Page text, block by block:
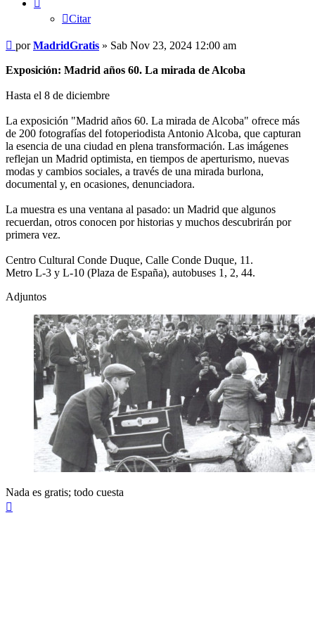
Citar
Mensaje
porMadridGratis » Sab Nov 23, 2024 12:00 am
Exposición: Madrid años 60. La mirada de Alcoba
Hasta el 8 de diciembre
La exposición "Madrid años 60. La mirada de Alcoba" ofrece más
de 200 fotografías del fotoperiodista Antonio Alcoba, que capturan
la esencia de una ciudad en plena transformación. Las imágenes
reflejan un Madrid optimista, en tiempos de aperturismo, nuevas
modas y cambios sociales, a través de una mirada burlona,
documental y, en ocasiones, denunciadora.
La muestra es una ventana al pasado: un Madrid que algunos
recuerdan, otros conocen por historias y muchos descubrirán por
primera vez.
Centro Cultural Conde Duque, Calle Conde Duque, 11.
Metro L-3 y L-10 (Plaza de España), autobuses 1, 2, 44.
Adjuntos
Nada es gratis; todo cuesta